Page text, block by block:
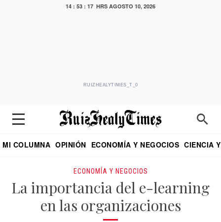
14 : 53 : 18 HRS AGOSTO 10, 2026
RUIZHEALYTIMES_T_0
MI COLUMNA OPINIÓN ECONOMÍA Y NEGOCIOS CIENCIA
ECONOMÍA Y NEGOCIOS
La importancia del e-learning
en las organizaciones